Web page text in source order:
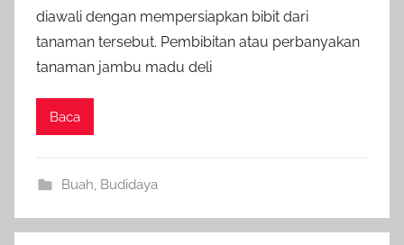
diawali dengan mempersiapkan bibit dari
tanaman tersebut. Pembibitan atau perbanyakan
tanaman jambu madu deli
Baca
Buah, Budidaya